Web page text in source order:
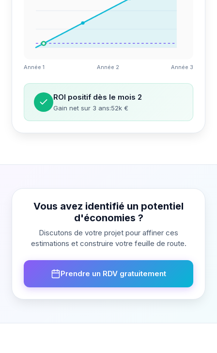
Année 1 Année 2 Année 3
ROI positif dès le mois 2
Gain net sur 3 ans:52k €
Vous avez identifié un potentiel
d'économies ?
Discutons de votre projet pour affiner ces
estimations et construire votre feuille de route.
Prendre un RDV gratuitement